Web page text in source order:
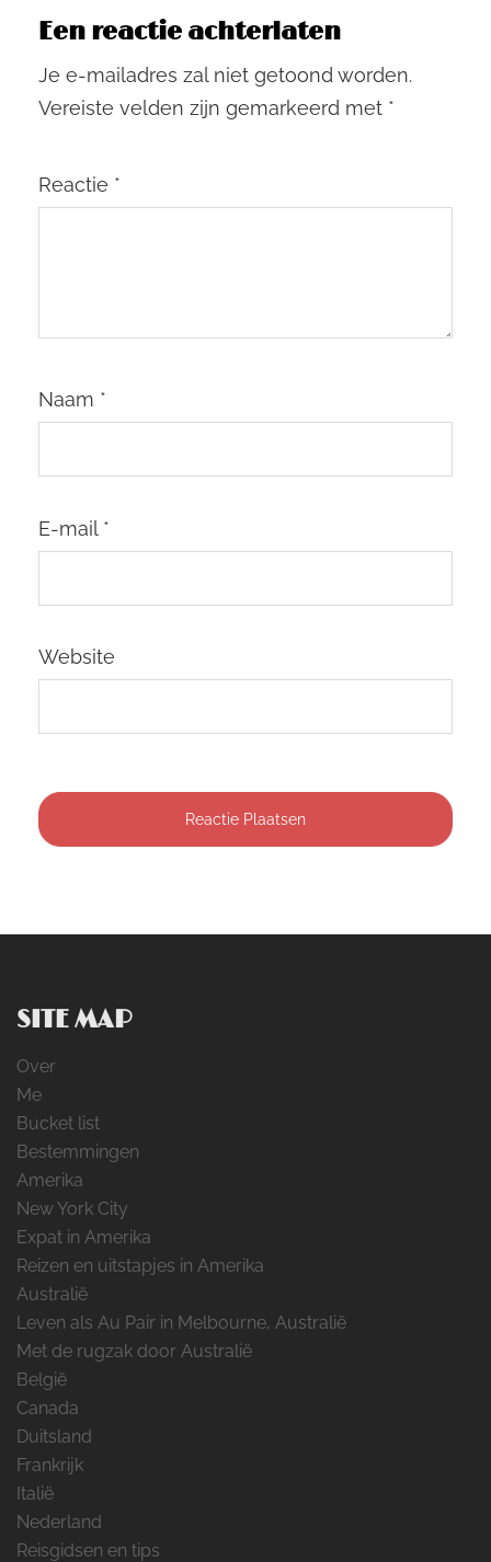
Een reactie achterlaten
Je e-mailadres zal niet getoond worden.
Vereiste velden zijn gemarkeerd met *
Reactie *
Naam *
E-mail *
Website
SITE MAP
Over
Me
Bucket list
Bestemmingen
Amerika
New York City
Expat in Amerika
Reizen en uitstapjes in Amerika
Australië
Leven als Au Pair in Melbourne, Australië
Met de rugzak door Australië
België
Canada
Duitsland
Frankrijk
Italië
Nederland
Reisgidsen en tips